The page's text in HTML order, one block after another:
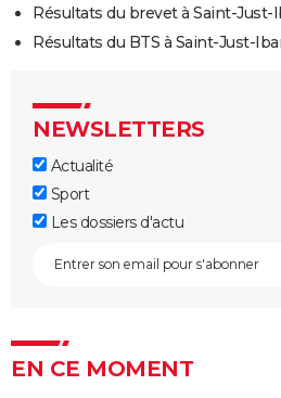
Résultats du brevet à Saint-Just-
Résultats du BTS à Saint-Just-
NEWSLETTERS
Actualité
Sport
Les dossiers d'actu
EN CE MOMENT